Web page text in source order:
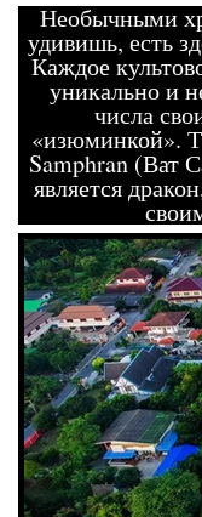
Необычными
удивишь, есть
Каждое
уникально и
числа
«изюминкой».
Samphran (Ват
является